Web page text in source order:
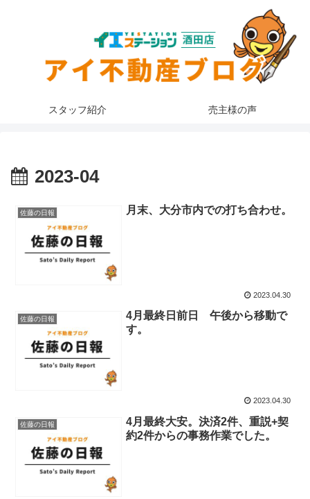
スタッフ紹介 売主様の声
2023-04
佐藤の日報 月末、大分市内での打ち合わせ。
2023.04.30
佐藤の日報
4月最終日前日 午後から移動で
す。
2023.04.30
佐藤の日報
4月最終大安。決済2件、重説+契
約2件からの事務作業でした。